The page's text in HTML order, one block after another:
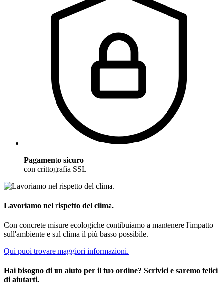
Pagamento sicuro
con crittografia SSL
Lavoriamo nel rispetto del clima.
Con concrete misure ecologiche contibuiamo a mantenere l'impatto
sull'ambiente e sul clima il più basso possibile.
Qui puoi trovare maggiori informazioni.
Hai bisogno di un aiuto per il tuo ordine? Scrivici e saremo felici
di aiutarti.